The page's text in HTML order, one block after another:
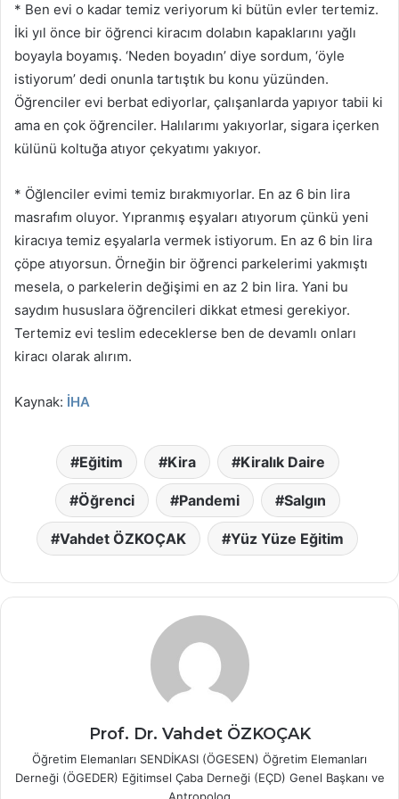
* Ben evi o kadar temiz veriyorum ki bütün evler tertemiz.
İki yıl önce bir öğrenci kiracım dolabın kapaklarını yağlı
boyayla boyamış. ‘Neden boyadın’ diye sordum, ‘öyle
istiyorum’ dedi onunla tartıştık bu konu yüzünden.
Öğrenciler evi berbat ediyorlar, çalışanlarda yapıyor tabii ki
ama en çok öğrenciler. Halılarımı yakıyorlar, sigara içerken
külünü koltuğa atıyor çekyatımı yakıyor.
* Öğlenciler evimi temiz bırakmıyorlar. En az 6 bin lira
masrafım oluyor. Yıpranmış eşyaları atıyorum çünkü yeni
kiracıya temiz eşyalarla vermek istiyorum. En az 6 bin lira
çöpe atıyorsun. Örneğin bir öğrenci parkelerimi yakmıştı
mesela, o parkelerin değişimi en az 2 bin lira. Yani bu
saydım hususlara öğrencileri dikkat etmesi gerekiyor.
Tertemiz evi teslim edeceklerse ben de devamlı onları
kiracı olarak alırım.
Kaynak: İHA
Eğitim Kira Kiralık Daire
Öğrenci Pandemi Salgın
Vahdet ÖZKOÇAK Yüz Yüze Eğitim
Prof. Dr. Vahdet ÖZKOÇAK
Öğretim Elemanları SENDİKASI (ÖGESEN) Öğretim Elemanları
Derneği (ÖGEDER) Eğitimsel Çaba Derneği (EÇD) Genel Başkanı ve
Antropolog